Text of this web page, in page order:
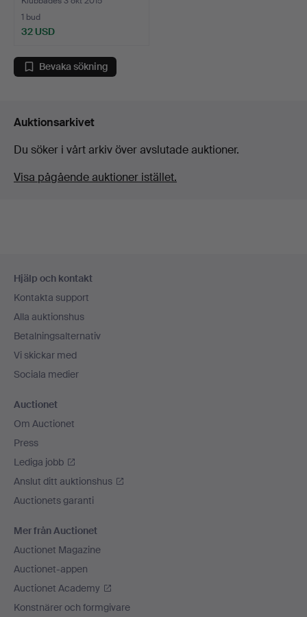
1 bud
32 USD
Bevaka sökning
Auktionsarkivet
Du söker i vårt arkiv över avslutade auktioner.
Visa pågående auktioner istället.
Hjälp och kontakt
Kontakta support
Alla auktionshus
Betalningsalternativ
Vi skickar med
Sociala medier
Auctionet
Om Auctionet
Press
Lediga jobb
Anslut ditt auktionshus
Auctionets garanti
Mer från Auctionet
Auctionet Magazine
Auctionet-appen
Auctionet Academy
Konstnärer och formgivare